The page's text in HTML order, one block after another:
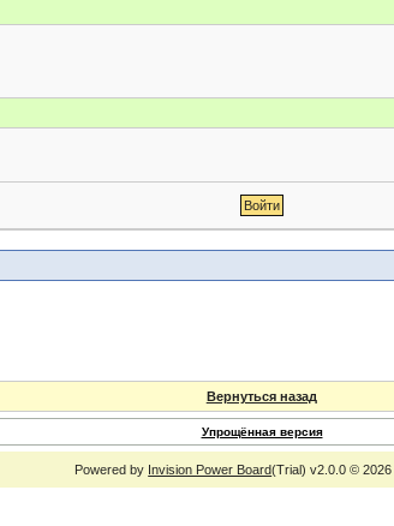
Вернуться назад
Упрощённая версия
Powered by Invision Power Board(Trial) v2.0.0 © 2026